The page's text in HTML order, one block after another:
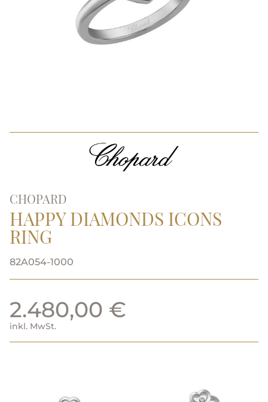
CHOPARD
HAPPY DIAMONDS ICONS
RING
82A054-1000
2.480,00 €
inkl. MwSt.